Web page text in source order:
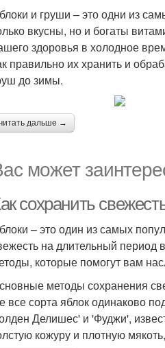
и груши – это одни из
вкусны, но и богаты
здоровья в холодное
правильно их хранить и
до зимы.
дальше →
может
сохранить
– это один из самых
на длительный
которые помогут вам
методы сохранения
все сорта яблок одинаково
Делишес' и 'Фуджи',
кожуру и плотную